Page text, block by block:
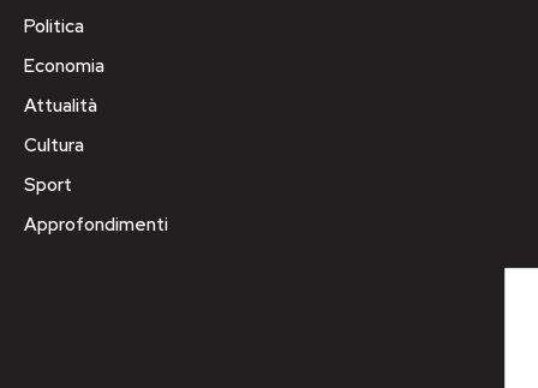
Politica
Economia
Attualità
Cultura
Sport
Approfondimenti